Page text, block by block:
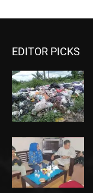
EDITOR PICKS